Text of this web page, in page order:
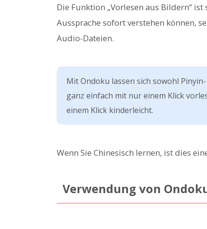
Die Funktion „Vorlesen aus Bildern“
Aussprache sofort verstehen können,
Audio-Dateien.
Mit Ondoku lassen sich sowohl
ganz einfach mit nur einem Klick
einem Klick kinderleicht.
Wenn Sie Chinesisch lernen, ist dies
Verwendung von